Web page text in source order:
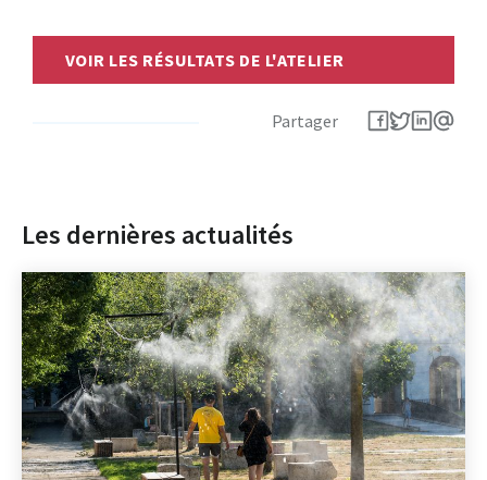
VOIR LES RÉSULTATS DE L'ATELIER
Partager
Les dernières actualités